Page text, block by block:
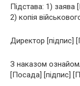
Підстава: 1) заява
2) копія
Директор [підпис]
З наказом
[Посада] [підпис]